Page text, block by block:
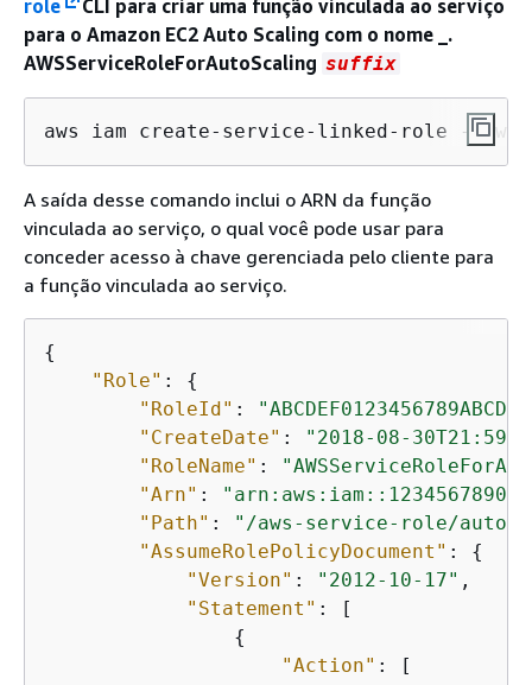
role
CLI para criar uma função vinculada ao serviço
para o Amazon EC2 Auto Scaling com o nome _.
AWSServiceRoleForAutoScaling suffix
aws iam create-service-linked-role --aws-
A saída desse comando inclui o ARN da função
vinculada ao serviço, o qual você pode usar para
conceder acesso à chave gerenciada pelo cliente para
a função vinculada ao serviço.
{
"Role" : {
"RoleId" :
"CreateDate" :
"2018-08-
"RoleName" :
"Arn" :
"Path" :
"/aws-service-role/
"AssumeRolePolicyDocument" : {
"Version" : "2012-10-17" ,
"Statement" : [
{
"Action" : [